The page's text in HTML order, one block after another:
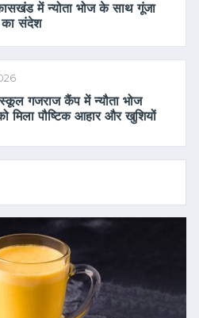
में न्योता भोज के साथ गूंजा
का संदेश
गजराज कैंप में न्यौता भोज
मिला पौष्टिक आहार और खुशियों